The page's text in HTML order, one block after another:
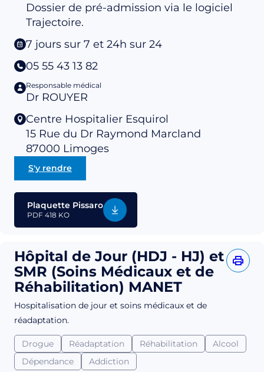
Dossier de pré-admission via le logiciel
Trajectoire.
7 jours sur 7 et 24h sur 24
05 55 43 13 82
Responsable médical
Dr ROUYER
Centre Hospitalier Esquirol
15 Rue du Dr Raymond Marcland
87000 Limoges
S'y rendre
Plaquette Pissaro
PDF 418 KO
Hôpital de Jour (HDJ - HJ) et
SMR (Soins Médicaux et de
Réhabilitation) MANET
Hospitalisation de jour et soins médicaux et de
réadaptation.
Drogue Réadaptation Réhabilitation
Alcool
Dépendance
Addiction